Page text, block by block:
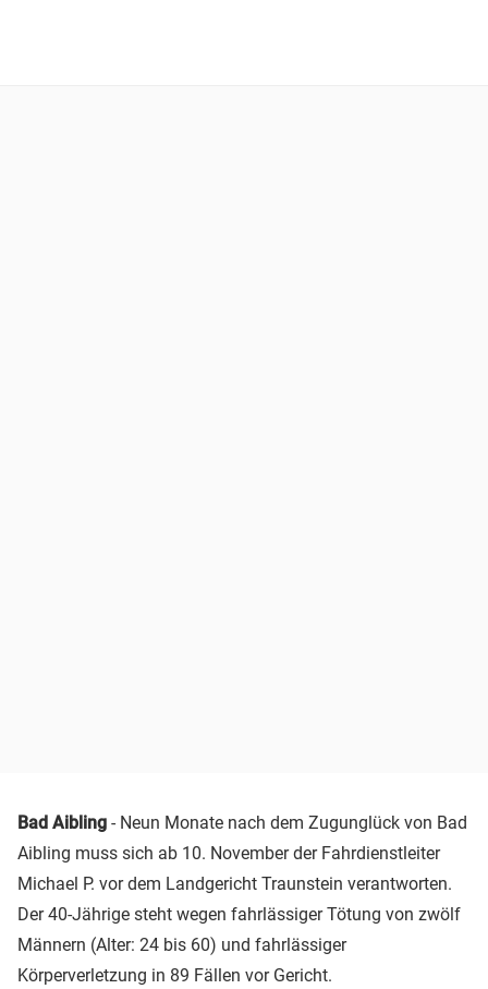
Bad Aibling - Neun Monate nach dem Zugunglück von Bad
Aibling muss sich ab 10. November der Fahrdienstleiter
Michael P. vor dem Landgericht Traunstein verantworten.
Der 40-Jährige steht wegen fahrlässiger Tötung von zwölf
Männern (Alter: 24 bis 60) und fahrlässiger
Körperverletzung in 89 Fällen vor Gericht.